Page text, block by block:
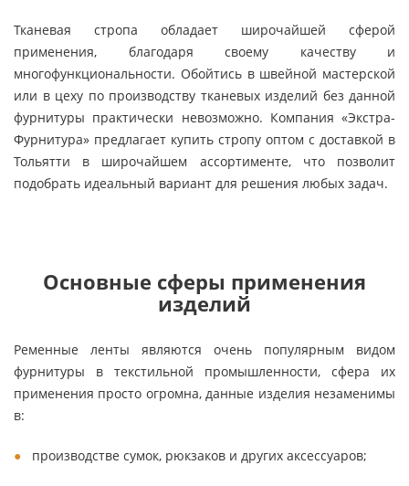
Тканевая стропа обладает широчайшей сферой
применения, благодаря своему качеству и
многофункциональности. Обойтись в швейной мастерской
или в цеху по производству тканевых изделий без данной
фурнитуры практически невозможно. Компания «Экстра-
Фурнитура» предлагает купить стропу оптом с доставкой в
Тольятти в широчайшем ассортименте, что позволит
подобрать идеальный вариант для решения любых задач.
Основные сферы применения
изделий
Ременные ленты являются очень популярным видом
фурнитуры в текстильной промышленности, сфера их
применения просто огромна, данные изделия незаменимы
в:
производстве сумок, рюкзаков и других аксессуаров;